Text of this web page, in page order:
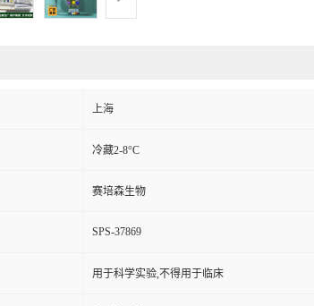
上海
冷藏2-8°C
赛培森生物
SPS-37869
用于科学实验,不得用于临床